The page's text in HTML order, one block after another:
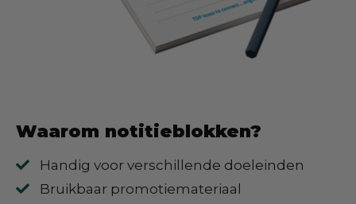
Waarom notitieblokken?
Handig voor verschillende doeleinden
Bruikbaar promotiemateriaal